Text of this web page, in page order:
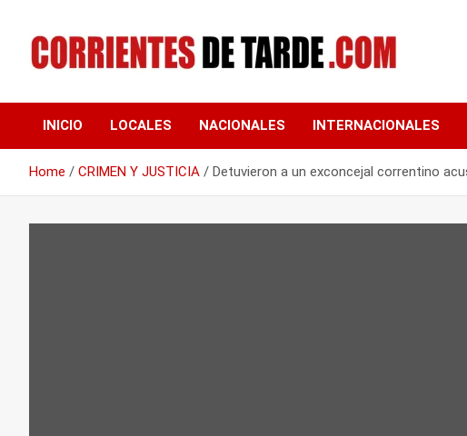
content
CORRIENTES DE
TARDE
INICIO LOCALES NACIONALES INTERNACIONALES
Home CRIMEN Y JUSTICIA Detuvieron a un exconcejal correntino